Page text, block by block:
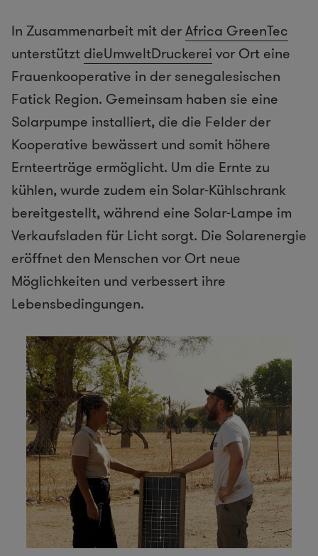
In Zusammenarbeit mit derAfrica GreenTec
unterstützt dieUmweltDruckerei vor Ort eine
Frauenkooperative in der senegalesischen
Fatick Region. Gemeinsam haben sie eine
Solarpumpe installiert, die die Felder der
Kooperative bewässert und somit höhere
Ernteerträge ermöglicht. Um die Ernte zu
kühlen, wurde zudem ein Solar-Kühlschrank
bereitgestellt, während eine Solar-Lampe im
Verkaufsladen für Licht sorgt. Die Solarenergie
eröffnet den Menschen vor Ort neue
Möglichkeiten und verbessert ihre
Lebensbedingungen.